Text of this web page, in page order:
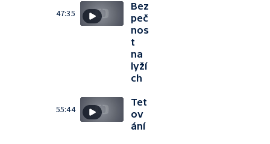
47:35
Bez
peč
nos
t
na
lyží
ch
55:44
Tet
ov
ání